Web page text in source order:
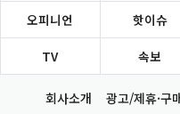
오피니언 핫이슈
TV 속보
회사소개 광고/제휴·구